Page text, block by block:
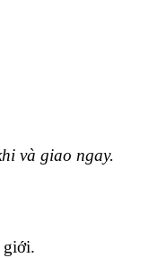
và giao ngay.
giới.